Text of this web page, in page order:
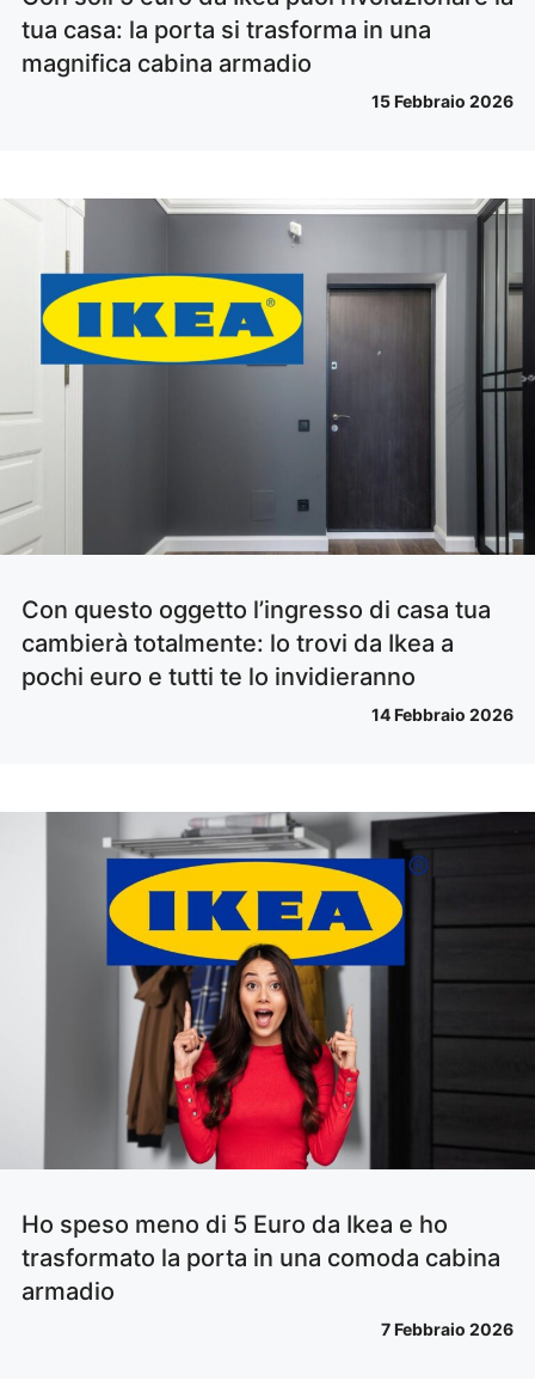
tua casa: la porta si trasforma in una
magnifica cabina armadio
15 Febbraio 2026
Con questo oggetto l’ingresso di casa tua
cambierà totalmente: lo trovi da Ikea a
pochi euro e tutti te lo invidieranno
14 Febbraio 2026
Ho speso meno di 5 Euro da Ikea e ho
trasformato la porta in una comoda cabina
armadio
7 Febbraio 2026